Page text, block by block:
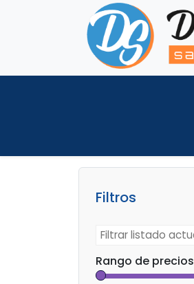
Filtros
Rango de precios